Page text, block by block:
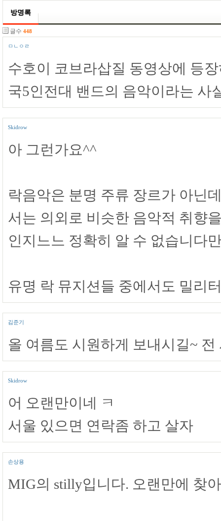
방명록
글수 448
ㅁㄴㅇㄹ
수호이 코브라삽질 동영상에 등
국5인전대 밴드의 음악이라는 사
Skidrow
아 그런가요^^
락음악은 분명 주류 장르가 아닌
서는 의외로 비슷한 음악적 취향
인지느느 정확히 알 수 없습니다
유명 락 뮤지션들 중에서도 밀리
김준기
올 여름도 시원하게 보내시길~
Skidrow
어 오랜만이네 ㅋ
서울 있으면 연락좀 하고 살자
손상용
MIG의 stilly입니다. 오랜만에 찾